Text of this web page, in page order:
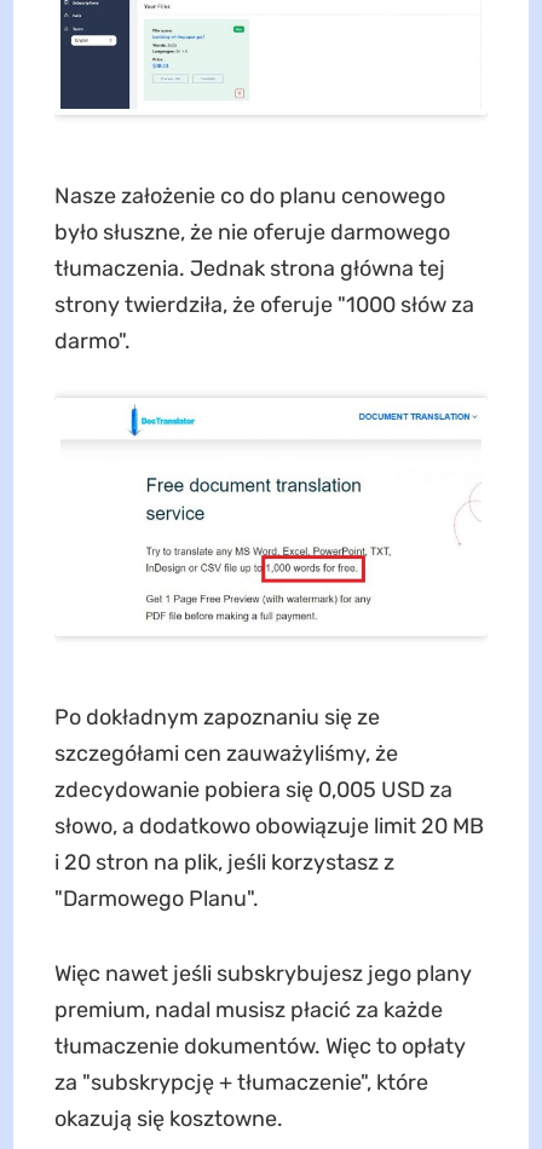
Nasze założenie co do planu cenowego
było słuszne, że nie oferuje darmowego
tłumaczenia. Jednak strona główna tej
strony twierdziła, że oferuje "1000 słów za
darmo".
Po dokładnym zapoznaniu się ze
szczegółami cen zauważyliśmy, że
zdecydowanie pobiera się 0,005 USD za
słowo, a dodatkowo obowiązuje limit 20 MB
i 20 stron na plik, jeśli korzystasz z
"Darmowego Planu".
Więc nawet jeśli subskrybujesz jego plany
premium, nadal musisz płacić za każde
tłumaczenie dokumentów. Więc to opłaty
za "subskrypcję + tłumaczenie", które
okazują się kosztowne.